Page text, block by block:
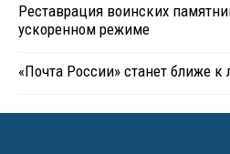
Реставрация воинских
ускоренном режиме
«Почта России» станет ближе